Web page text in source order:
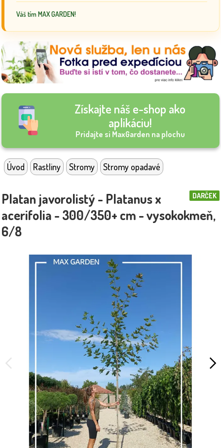
Váš tím MAX GARDEN!
Získajte náš e-shop ako
aplikáciu!
Pridajte si MaxGarden na plochu
Úvod Rastliny Stromy Stromy opadavé
DARČEK
Platan javorolistý - Platanus x
acerifolia - 300/350+ cm - vysokokmeň,
6/8